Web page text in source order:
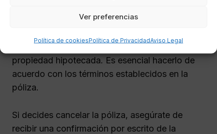
Ver preferencias
Política de cookiesPolítica de PrivacidadAviso Legal
cancelación puede ser realizada por el
la situación financiera o la venta de la
propiedad hipotecada. Es esencial hacerlo de
acuerdo con los términos establecidos en la
póliza.
Si decides cancelar la póliza, asegúrate de
recibir una confirmación por escrito de la